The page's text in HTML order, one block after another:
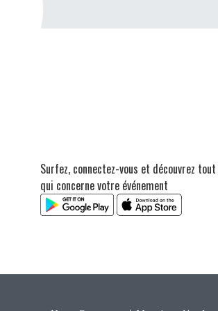
Surfez, connectez-vous et découvrez
qui concerne votre événement